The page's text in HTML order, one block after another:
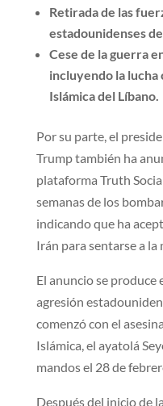
Retirada de las
estadounidenses
Cese de la guerra
incluyendo la lucha
Islámica del Líbano.
Por su parte, el
Trump también ha
plataforma Truth
semanas de los
indicando que ha
Irán para sentarse a la
El anuncio se produce
agresión
comenzó con el
Islámica, el ayatolá
mandos el 28 de
Después del inicio de